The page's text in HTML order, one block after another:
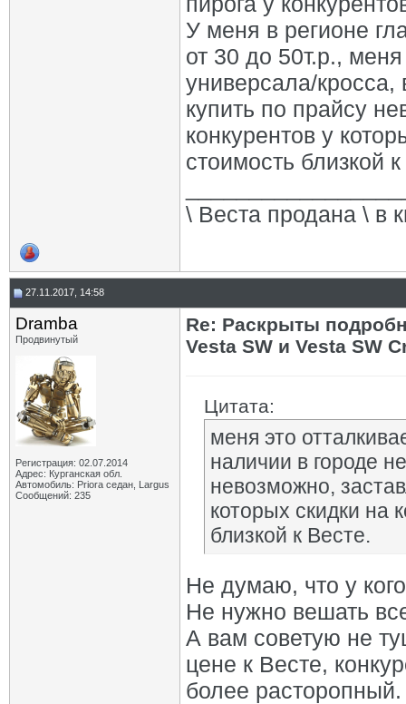
У меня в регионе
от 30 до 50т.р.,
универсала/
купить по прайсу
конкурентов у
стоимость близкой
\ Веста продана \ в
27.11.2017, 14:58
Dramba
Продвинутый
Регистрация: 02.07.2014
Адрес: Курганская обл.
Автомобиль: Priora седан, Largus
Сообщений: 235
Re: Раскрыты
Vesta SW и Vesta SW
Цитата:
меня это
наличии в городе
невозможно,
которых скидки на
близкой к Весте.
Не думаю, что у
Не нужно вешать
А вам советую не
цене к Весте,
более расторопный.